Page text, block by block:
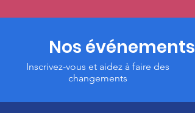
Nos événements
Inscrivez-vous et aidez à faire des
changements